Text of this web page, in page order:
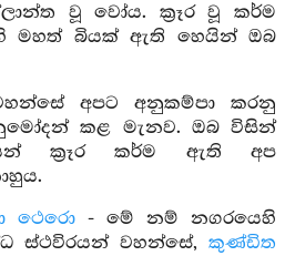
වූ වෝය. ක්‍රෑර වූ කර්ම
මහත් බියක් ඇති හෙයින් ඔබ
අපට අනුකම්පා කරනු
කළ මැනව. ඔබ විසින්
ක්‍රෑර කර්ම ඇති අප
ථෙරො- මේ නම් නගරයෙහි
ස්ථවිරයන් වහන්සේ, කුණ්ඩිත